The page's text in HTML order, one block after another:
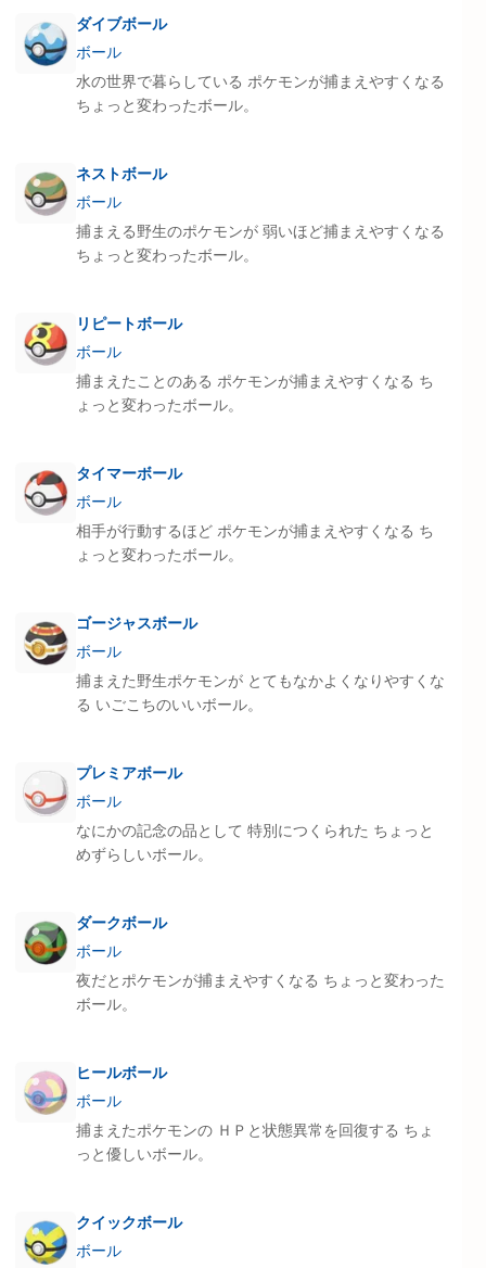
ダイブボール
ボール
水の世界で暮らしている ポケモンが捕まえやすくなる
ちょっと変わったボール。
ネストボール
ボール
捕まえる野生のポケモンが 弱いほど捕まえやすくなる
ちょっと変わったボール。
リピートボール
ボール
捕まえたことのある ポケモンが捕まえやすくなる ち
ょっと変わったボール。
タイマーボール
ボール
相手が行動するほど ポケモンが捕まえやすくなる ち
ょっと変わったボール。
ゴージャスボール
ボール
捕まえた野生ポケモンが とてもなかよくなりやすくな
る いごこちのいいボール。
プレミアボール
ボール
なにかの記念の品として 特別につくられた ちょっと
めずらしいボール。
ダークボール
ボール
夜だとポケモンが捕まえやすくなる ちょっと変わった
ボール。
ヒールボール
ボール
捕まえたポケモンの ＨＰと状態異常を回復する ちょ
っと優しいボール。
クイックボール
ボール